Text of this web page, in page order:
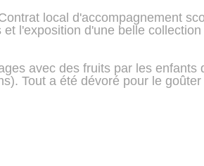
local d'accompagnement
l'exposition d'une belle
avec des fruits par les enfants
Tout a été dévoré pour le goûter